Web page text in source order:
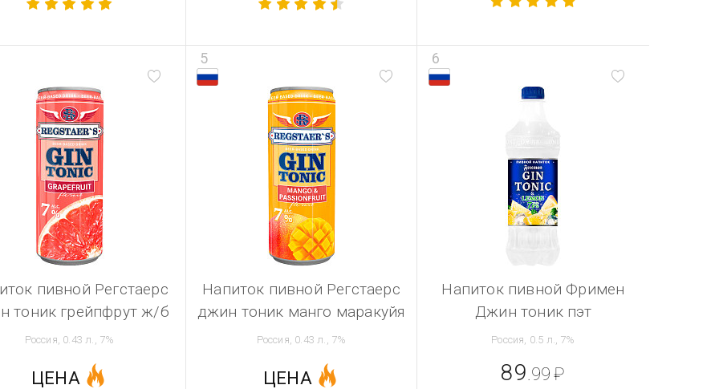
пивной Регстаерс
тоник грейпфрут ж/б
Россия, 0.43 л., 7%
ЦЕНА
5
Напиток пивной Регстаерс
джин тоник манго маракуйя
Россия, 0.43 л., 7%
ЦЕНА
6
Напиток пивной Фримен
Джин тоник пэт
Россия, 0.5 л., 7%
89 .99 ₽